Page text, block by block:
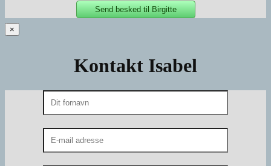
×
Kontakt Isabel